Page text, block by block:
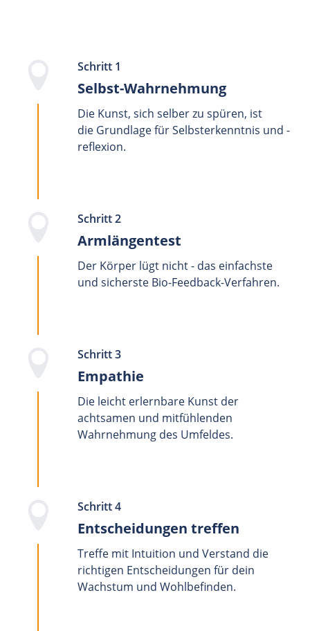
Schritt 1
Selbst-Wahrnehmung
Die Kunst, sich selber zu spüren, ist
die Grundlage für Selbsterkenntnis und -
reflexion.
Schritt 2
Armlängentest
Der Körper lügt nicht - das einfachste
und sicherste Bio-Feedback-Verfahren.
Schritt 3
Empathie
Die leicht erlernbare Kunst der
achtsamen und mitfühlenden
Wahrnehmung des Umfeldes.
Schritt 4
Entscheidungen treffen
Treffe mit Intuition und Verstand die
richtigen Entscheidungen für dein
Wachstum und Wohlbefinden.